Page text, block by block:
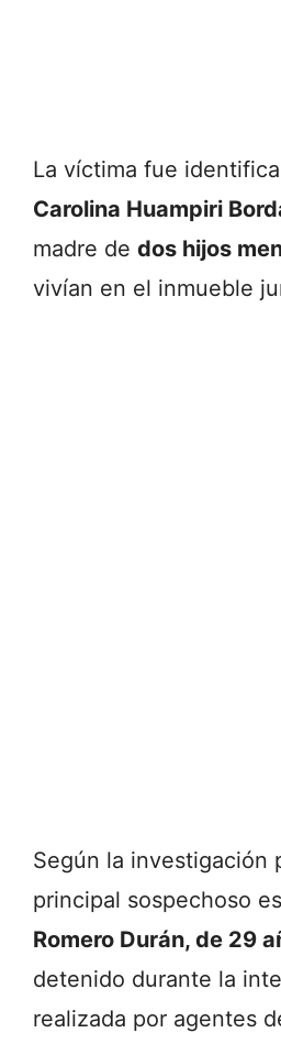
La víctima fue
Carolina Huampiri
madre de dos hijos
vivían en el inmueble
Según la investigación
principal sospechoso es
Romero Durán, de 29
detenido durante la
realizada por agentes